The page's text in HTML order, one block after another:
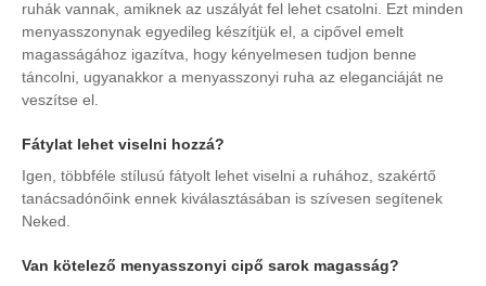
ruhák vannak, amiknek az uszályát fel lehet csatolni. Ezt minden
menyasszonynak egyedileg készítjük el, a cipővel emelt
magasságához igazítva, hogy kényelmesen tudjon benne
táncolni, ugyanakkor a menyasszonyi ruha az eleganciáját ne
veszítse el.
Fátylat lehet viselni hozzá?
Igen, többféle stílusú fátyolt lehet viselni a ruhához, szakértő
tanácsadónőink ennek kiválasztásában is szívesen segítenek
Neked.
Van kötelező menyasszonyi cipő sarok magasság?